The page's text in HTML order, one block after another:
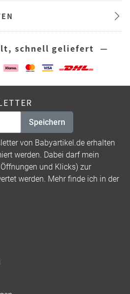
schnell geliefert —
Speichern
von Babyartikel.de erhalten
werden. Dabei darf mein
und Klicks) zur
werden. Mehr finde ich in der